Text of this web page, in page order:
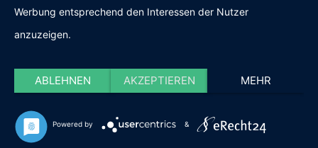
Werbung entsprechend den Interessen der Nutzer
anzuzeigen.
ABLEHNEN AKZEPTIEREN MEHR
Powered by &